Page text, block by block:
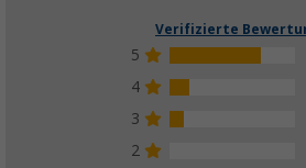
Verifizierte
5
4
3
2